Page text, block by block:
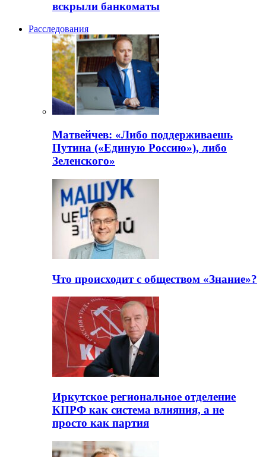
вскрыли банкоматы
Расследования
Матвейчев: «Либо поддерживаешь
Путина («Единую Россию»), либо
Зеленского»
Что происходит с обществом «Знание»?
Иркутское региональное отделение
КПРФ как система влияния, а не
просто как партия